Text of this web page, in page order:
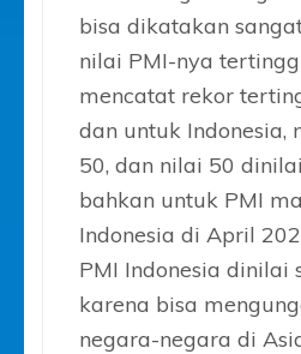
bisa dikatakan
nilai PMI-nya
mencatat rekor
dan untuk Indonesia,
50, dan nilai 50
bahkan untuk PMI
Indonesia di April
PMI Indonesia dinilai
karena bisa
negara-negara di